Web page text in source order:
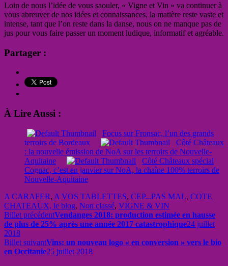
Loin de nous l’idée de vous saouler, « Vigne et Vin » va continuer à
vous abreuver de nos idées et connaissances, la matière reste vaste et
intense, tant que l’on reste dans la danse, nous on ne manque pas de
jus pour vous faire passer un moment ludique, informatif et agréable.
Partager :
À Lire Aussi :
Focus sur Fronsac, l’un des grands
terroirs de Bordeaux
Côté Châteaux
: la nouvelle émission de NoA sur les terroirs de Nouvelle-
Aquitaine
Côté Châteaux spécial
Cognac, c’est en janvier sur NoA, la chaîne 100% terroirs de
Nouvelle-Aquitaine
A CARAFER, A VOS TABLETTES, CEP...PAS MAL, COTE
CHATEAUX, le blog, Non classé, VIGNE & VIN
Billet précédentVendanges 2018: production estimée en hausse
de plus de 25% après une année 2017 catastrophique24 juillet
2018
Billet suivantVins: un nouveau logo « en conversion » vers le bio
en Occitanie25 juillet 2018